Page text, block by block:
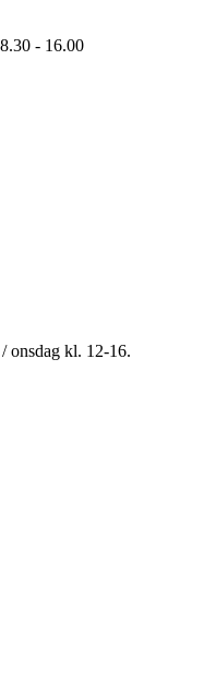
- 16.00
onsdag kl. 12-16.